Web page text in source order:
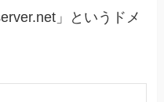
」というドメ